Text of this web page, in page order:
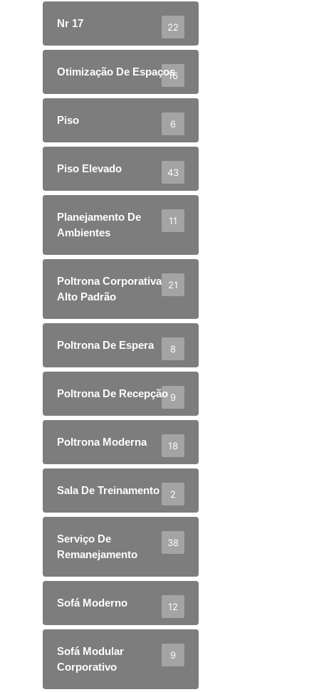
Nr 17 22
Otimização De Espaços
16
Piso 6
Piso Elevado 43
Planejamento De
Ambientes
11
Poltrona Corporativa
Alto Padrão
21
Poltrona De Espera 8
Poltrona De Recepção 9
Poltrona Moderna 18
Sala De Treinamento 2
Serviço De
Remanejamento
38
Sofá Moderno 12
Sofá Modular
Corporativo
9